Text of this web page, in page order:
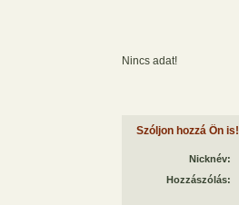
Nincs adat!
Szóljon hozzá Ön is!
Nicknév:
Hozzászólás: